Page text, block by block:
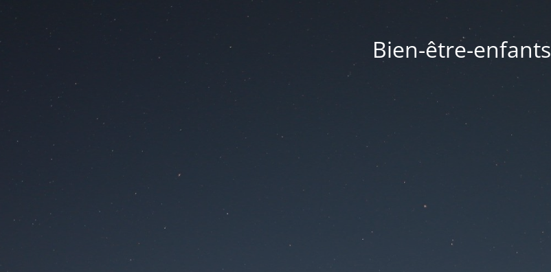
Bien-être-enfants